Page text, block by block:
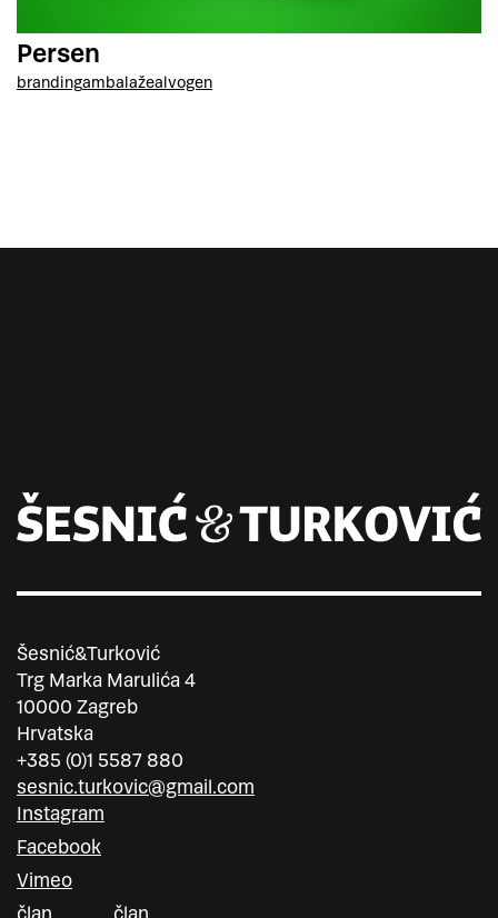
Persen
brandingambalažealvogen
Šesnić&Turković
Trg Marka Marulića 4
10000 Zagreb
Hrvatska
+385 (0)1 5587 880
sesnic.turkovic@gmail.com
Instagram
Facebook
Vimeo